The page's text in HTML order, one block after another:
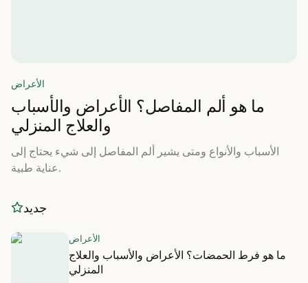
الأعراض
ما هو ألم المفاصل؟ الأعراض والأسباب
والعلاج المنزلي
الأسباب والأنواع ومتى يشير ألم المفاصل إلى شيء يحتاج إلى
عناية طبية.
جديد
الأعراض
ما هو فرط الحمضات؟ الأعراض والأسباب والعلاج
المنزلي